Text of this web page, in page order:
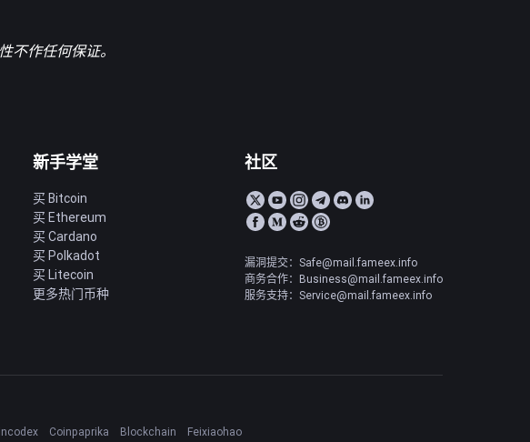
不作任何保证。
新手学堂
买 Bitcoin
买 Ethereum
买 Cardano
买 Polkadot
买 Litecoin
更多热门币种
社区
漏洞提交：Safe@mail.fameex.info
商务合作：Business@mail.fameex.info
服务支持：Service@mail.fameex.info
Coinpaprika Blockchain Feixiaohao